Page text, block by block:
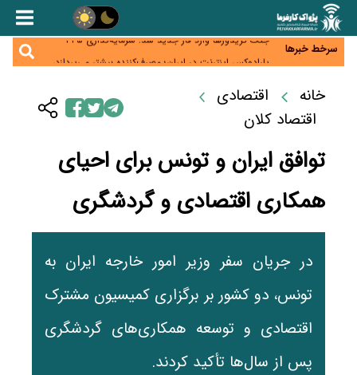
سرخط خبرها
زائران اربعین نگران ارز باقی‌مانده نباشند؛ خرید دینار در
جنگ کریدورها وارد فاز جدید شد؛ سرمایه‌گذاری ۳۴۵
میلیارد دلاری اوراسیا تا ۲۰۳۵
شبکه کمتر توسعه می‌یابد
جدید سیاست‌های مالیاتی در حمایت از تولید
معمای تأمین ۸۰ همت معوقات بازنشستگان؛ بانک رفاه
وارد میدان شد
خانه
اقتصادی
اقتصاد کلان
توافق ایران و تونس برای احیای
همکاری اقتصادی و گردشگری
در جریان سفر وزیر امور خارجه ایران به
تونس، دو کشور بر برگزاری کمیسیون مشترک
اقتصادی و توسعه همکاری‌های گردشگری
پس از سال‌ها تأکید کردند.